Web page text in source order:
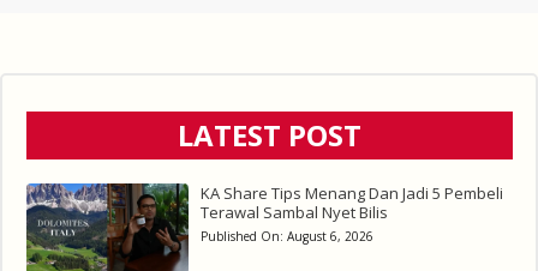
LATEST POST
KA Share Tips Menang Dan Jadi 5 Pembeli
Terawal Sambal Nyet Bilis
Published On: August 6, 2026